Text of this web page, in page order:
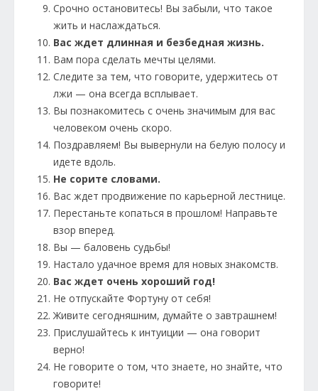
Срочно остановитесь! Вы забыли, что такое
жить и наслаждаться.
Вас ждет длинная и безбедная жизнь.
Вам пора сделать мечты целями.
Следите за тем, что говорите, удержитесь от
лжи — она всегда всплывает.
Вы познакомитесь с очень значимым для вас
человеком очень скоро.
Поздравляем! Вы вывернули на белую полосу и
идете вдоль.
Не сорите словами.
Вас ждет продвижение по карьерной лестнице.
Перестаньте копаться в прошлом! Направьте
взор вперед.
Вы — баловень судьбы!
Настало удачное время для новых знакомств.
Вас ждет очень хороший год!
Не отпускайте Фортуну от себя!
Живите сегодняшним, думайте о завтрашнем!
Прислушайтесь к интуиции — она говорит
верно!
Не говорите о том, что знаете, но знайте, что
говорите!